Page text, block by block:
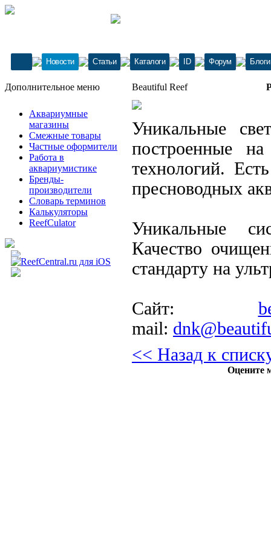
Новости Статьи Каталоги ID Форум Блоги
Дополнительное меню
Аквариумные
магазины
Смежные товары
Частные оформители
Работа в
аквариумистике
Бренды-
производители
Словарь терминов
Калькуляторы
ReefCulator
Beautiful Reef
Уникальные
построенные
технологий.
пресноводных
Уникальные
Качество
стандарту на
Сайт:
mail:
<< Назад к
Оцените